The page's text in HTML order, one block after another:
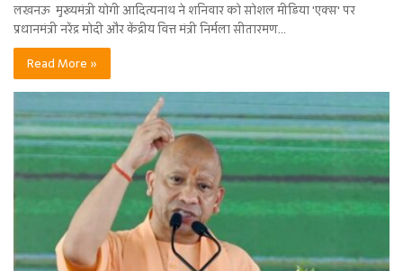
लखनऊ मुख्यमंत्री योगी आदित्यनाथ ने शनिवार को सोशल मीडिया 'एक्स' पर
प्रधानमंत्री नरेंद्र मोदी और केंद्रीय वित्त मंत्री निर्मला सीतारमण…
Read More »